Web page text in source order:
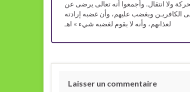
ولا انتقال. وأجمعوا أنه تعالى يرضى عن
الكافريـن ويغضب عليهم، وأن غضبه إرادته
لعذابهم، وأنه لا يقوم لغضبه شيء » اهـ
Laisser un commentaire